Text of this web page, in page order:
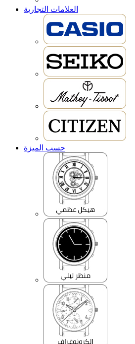
العلامات التجارية
حسب الميزة